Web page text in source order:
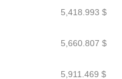
5,418.993 $
5,660.807 $
5,911.469 $